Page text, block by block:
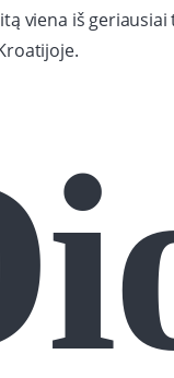
viena iš